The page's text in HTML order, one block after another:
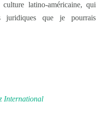
latino-américaine, qui
juridiques que je pourrais
International